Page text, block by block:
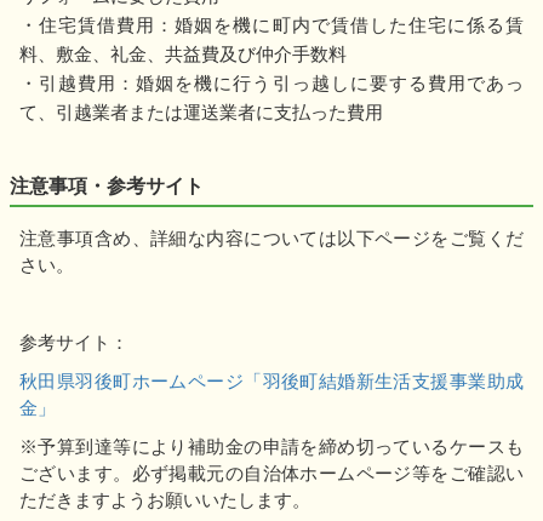
・住宅賃借費用：婚姻を機に町内で賃借した住宅に係る賃
料、敷金、礼金、共益費及び仲介手数料
・引越費用：婚姻を機に行う引っ越しに要する費用であっ
て、引越業者または運送業者に支払った費用
注意事項・参考サイト
注意事項含め、詳細な内容については以下ページをご覧くだ
さい。
参考サイト：
秋田県羽後町ホームページ「羽後町結婚新生活支援事業助成
金」
※予算到達等により補助金の申請を締め切っているケースも
ございます。必ず掲載元の自治体ホームページ等をご確認い
ただきますようお願いいたします。